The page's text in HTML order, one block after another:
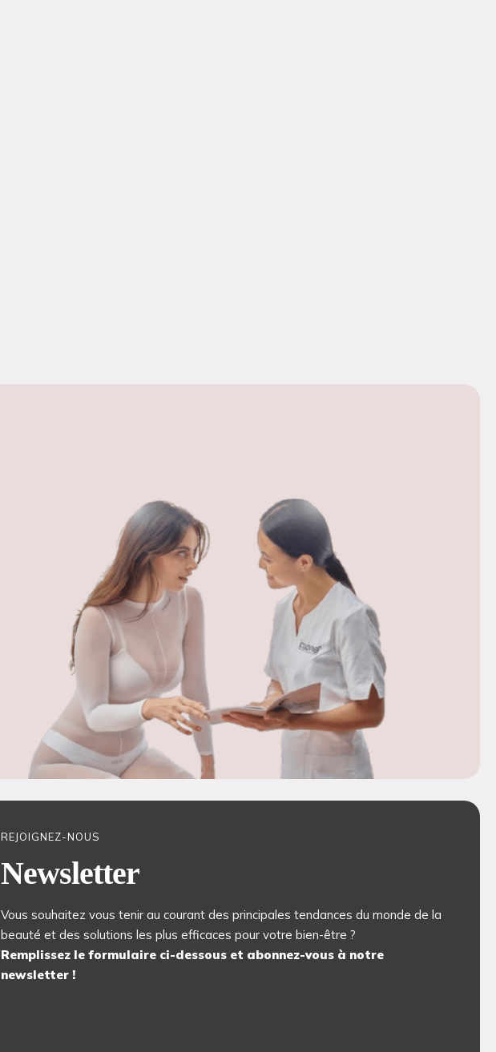
REJOIGNEZ-NOUS
Newsletter
Vous souhaitez vous tenir au courant des principales tendances du monde de la
beauté et des solutions les plus efficaces pour votre bien-être ?
Remplissez le formulaire ci-dessous et abonnez-vous à notre
newsletter !